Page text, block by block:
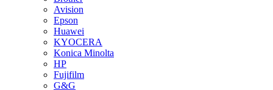
Avision
Epson
Huawei
KYOCERA
Konica Minolta
HP
Fujifilm
G&G